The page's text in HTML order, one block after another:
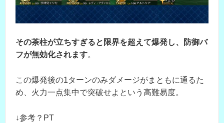
その茶柱が立ちすぎると限界を超えて爆発し、防御バ
フが無効化されます。
この爆発後の1ターンのみダメージがまともに通るた
め、火力一点集中で突破せよという高難易度。
↓参考？PT